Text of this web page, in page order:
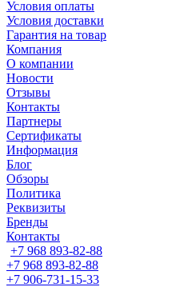
Условия оплаты
Условия доставки
Гарантия на товар
Компания
О компании
Новости
Отзывы
Контакты
Партнеры
Сертификаты
Информация
Блог
Обзоры
Политика
Реквизиты
Бренды
Контакты
+7 968 893-82-88
+7 968 893-82-88
+7 906-731-15-33